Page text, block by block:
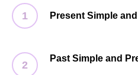
Present Simple
Past Simple and